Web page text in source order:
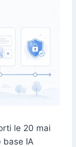
le 20 mai
base IA